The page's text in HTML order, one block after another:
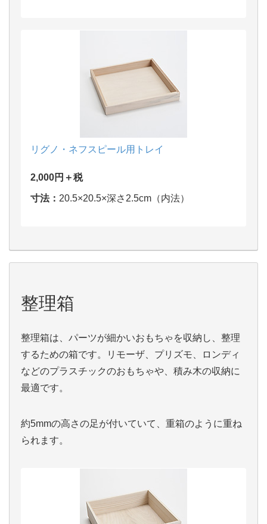
リグノ・ネフスピール用トレイ
2,000円＋税
寸法： 20.5×20.5×深さ2.5cm（内法）
整理箱
整理箱は、パーツが細かいおもちゃを収納し、整理
するための箱です。リモーザ、プリズモ、ロンディ
などのプラスチックのおもちゃや、積み木の収納に
最適です。
約5mmの高さの足が付いていて、重箱のように重ね
られます。